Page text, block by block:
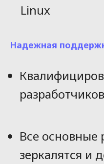
Linux
Надежная
Все основные
зеркалятся и